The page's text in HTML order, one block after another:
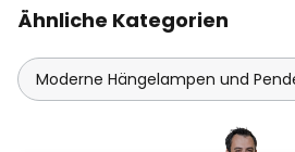
Ähnliche Kategorien
Moderne Hängelampen und